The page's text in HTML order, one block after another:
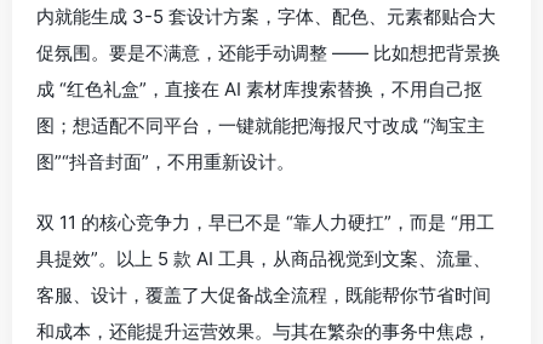
内就能生成 3-5 套设计方案，字体、配色、元素都贴合大
促氛围。要是不满意，还能手动调整 —— 比如想把背景换
成 “红色礼盒”，直接在 AI 素材库搜索替换，不用自己抠
图；想适配不同平台，一键就能把海报尺寸改成 “淘宝主
图”“抖音封面”，不用重新设计。
双 11 的核心竞争力，早已不是 “靠人力硬扛”，而是 “用工
具提效”。以上 5 款 AI 工具，从商品视觉到文案、流量、
客服、设计，覆盖了大促备战全流程，既能帮你节省时间
和成本，还能提升运营效果。与其在繁杂的事务中焦虑，